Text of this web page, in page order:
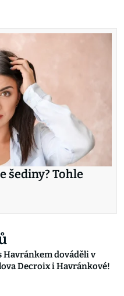
šediny? Tohle
dováděli v
Decroix i Havránkové!